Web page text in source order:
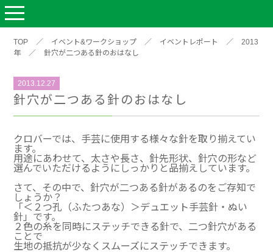
TOP ／ イベント&ワークショップ ／ イベントレポート ／
2013
年
／ 針穴が二つある針のおはなし
2013.12.27
針穴が二つある針のおはなし
クロバーでは、手芸に使用する様々な針を取り揃えてい
ます。
用途にあわせて、太さや長さ、針先形状、針穴の形など
選んでいただけるようにしっかりと品揃えしています。
さて、その中で、針穴が二つある針があるのをご存知で
しょうか？
「＜２つ孔（ふたつあな）＞デュエット手芸針・ぬい
針」です。
２色の糸を同時にステッチできる針で、二つ針穴がある
ことで
生地の抵抗が少なくスムーズにステッチできます。